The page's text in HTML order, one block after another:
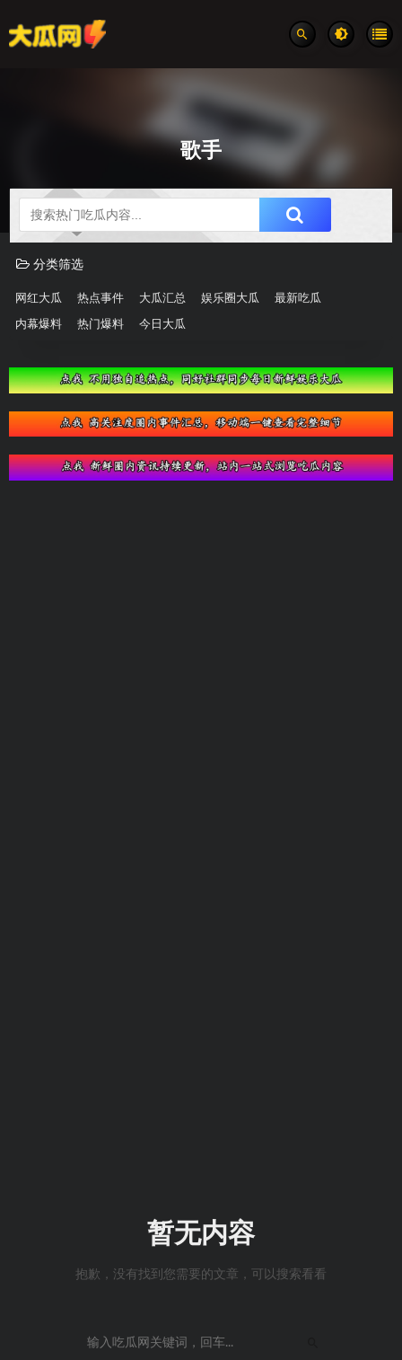
歌手
吃瓜分类速览
分类筛选
网红大瓜 热点事件 大瓜汇总 娱乐圈大瓜 最新吃瓜
内幕爆料 热门爆料 今日大瓜
暂无内容
抱歉，没有找到您需要的文章，可以搜索看看